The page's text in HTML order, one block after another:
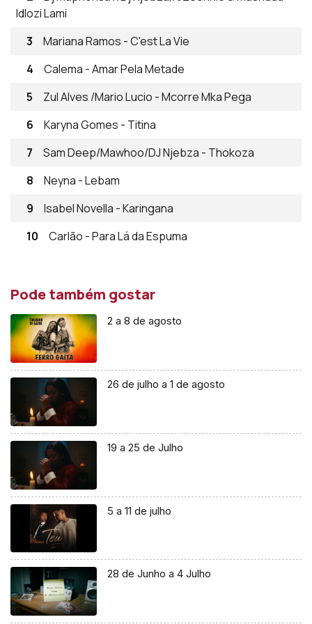
Idlozi Lami
3
Mariana Ramos - C'est La Vie
4
Calema - Amar Pela Metade
5
Zul Alves /Mario Lucio - Mcorre Mka Pega
6
Karyna Gomes - Titina
7
Sam Deep/Mawhoo/DJ Njebza - Thokoza
8
Neyna - Lebam
9
Isabel Novella - Karingana
10
Carlão - Para Lá da Espuma
Pode também gostar
2 a 8 de agosto
26 de julho a 1 de agosto
19 a 25 de Julho
5 a 11 de julho
28 de Junho a 4 Julho